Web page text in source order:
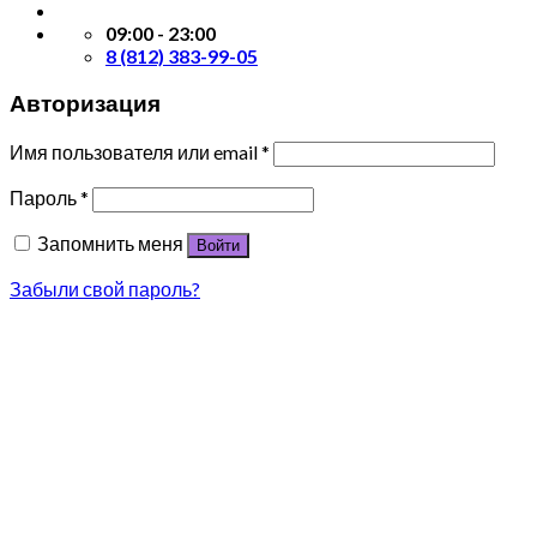
09:00 - 23:00
8 (812) 383-99-05
Авторизация
Имя пользователя или email*
Пароль*
Запомнить меня
Войти
Забыли свой пароль?